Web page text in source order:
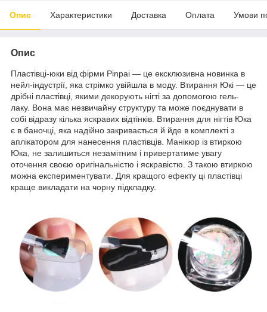
Опис Характеристики Доставка Оплата Умови
Опис
Пластівці-юки від фірми Pinpai — це ексклюзивна новинка в
нейл-індустрії, яка стрімко увійшла в моду. Втирання Юкі — це
дрібні пластівці, якими декорують нігті за допомогою гель-
лаку. Вона має незвичайну структуру та може поєднувати в
собі відразу кілька яскравих відтінків. Втирання для нігтів Юка
є в баночці, яка надійно закривається й йде в комплекті з
аплікатором для нанесення пластівців. Манікюр із втиркою
Юка, не залишиться незамітним і привертатиме увагу
оточення своєю оригінальністю і яскравістю. З такою втиркою
можна експериментувати. Для кращого ефекту ці пластівці
краще викладати на чорну підкладку.